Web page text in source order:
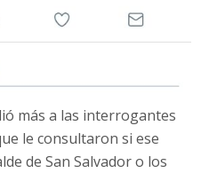
más a las interrogantes
le consultaron si ese
de San Salvador o los